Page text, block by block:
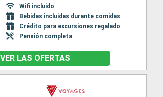
Wifi incluido
Bebidas incluidas durante comidas
Crédito para excursiones regalado
Pensión completa
VER LAS OFERTAS